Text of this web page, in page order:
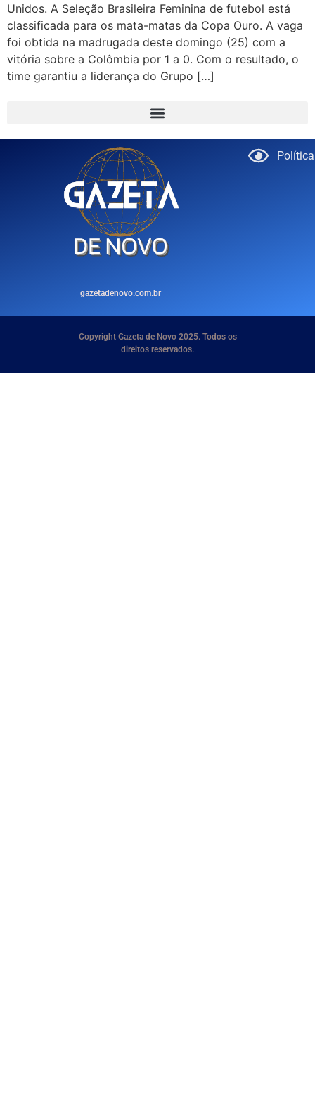
Unidos. A Seleção Brasileira Feminina de futebol está
classificada para os mata-matas da Copa Ouro. A vaga
foi obtida na madrugada deste domingo (25) com a
vitória sobre a Colômbia por 1 a 0. Com o resultado, o
time garantiu a liderança do Grupo […]
gazetadenovo.com.br
Copyright Gazeta de Novo 2025. Todos os
direitos reservados.